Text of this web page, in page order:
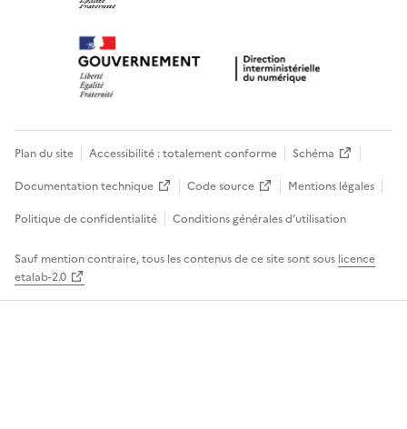
Plan du site Accessibilité : totalement conforme
Schéma
Documentation technique
Code source
Mentions légales
Politique de confidentialité
Conditions générales d’utilisation
Sauf mention contraire, tous les contenus de ce site sont sous licence
etalab-2.0